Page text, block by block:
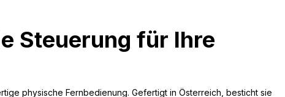
Steuerung für Ihre
physische Fernbedienung. Gefertigt in Österreich, besticht sie